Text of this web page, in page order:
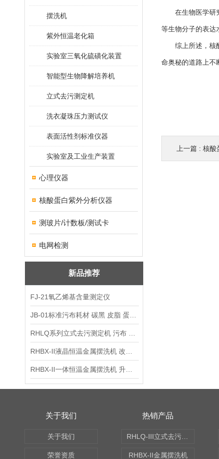
摆洗机
紫外恒温老化箱
实验室三氧化硫磺化装置
智能型生物降解培养机
立式去污测定机
洗衣凝珠压力测试仪
表面活性剂标准仪器
实验室及工业生产装置
心理仪器
核酸蛋白紫外分析仪器
测玻片/计数板/测试卡
电网检测
新品推荐
FJ-21氧乙烯基含量测定仪
在生物医学研究
等生物分子的表达
综上所述，核酸
命奥秘的道路上不
上一篇 : 核酸
关于我们
关于我们
荣誉资质
热销产品
RHBX-II金属摆洗机